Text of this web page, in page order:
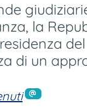
la
di un